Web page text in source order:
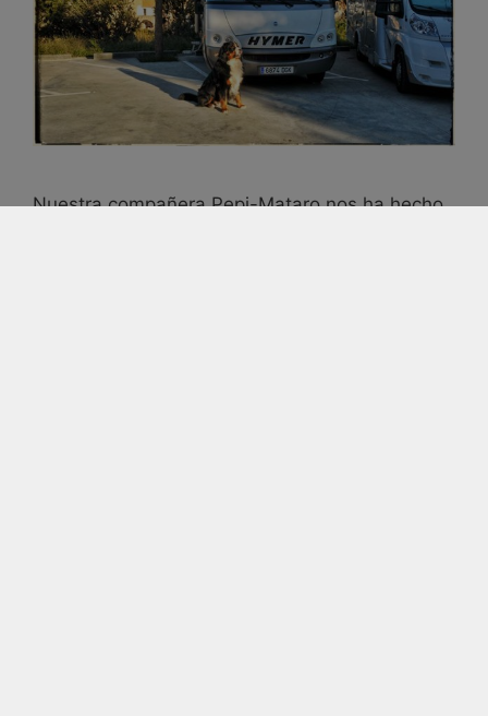
Nuestra compañera Pepi-Mataro nos ha hecho